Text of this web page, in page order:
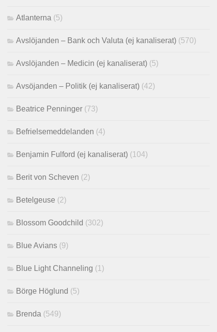
Atlanterna (5)
Avslöjanden – Bank och Valuta (ej kanaliserat) (570)
Avslöjanden – Medicin (ej kanaliserat) (5)
Avsöjanden – Politik (ej kanaliserat) (42)
Beatrice Penninger (73)
Befrielsemeddelanden (4)
Benjamin Fulford (ej kanaliserat) (104)
Berit von Scheven (2)
Betelgeuse (2)
Blossom Goodchild (302)
Blue Avians (9)
Blue Light Channeling (1)
Börge Höglund (5)
Brenda (549)